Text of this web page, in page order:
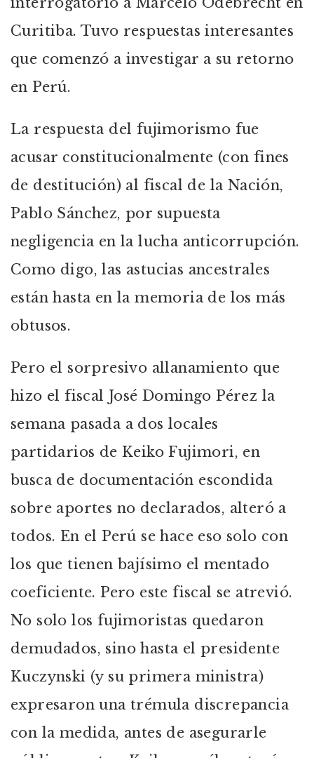
Curitiba. Tuvo respuestas interesantes
que comenzó a investigar a su retorno
en Perú.
La respuesta del fujimorismo fue
acusar constitucionalmente (con fines
de destitución) al fiscal de la Nación,
Pablo Sánchez, por supuesta
negligencia en la lucha anticorrupción.
Como digo, las astucias ancestrales
están hasta en la memoria de los más
obtusos.
Pero el sorpresivo allanamiento que
hizo el fiscal José Domingo Pérez la
semana pasada a dos locales
partidarios de Keiko Fujimori, en
busca de documentación escondida
sobre aportes no declarados, alteró a
todos. En el Perú se hace eso solo con
los que tienen bajísimo el mentado
coeficiente. Pero este fiscal se atrevió.
No solo los fujimoristas quedaron
demudados, sino hasta el presidente
Kuczynski (y su primera ministra)
expresaron una trémula discrepancia
con la medida, antes de asegurarle